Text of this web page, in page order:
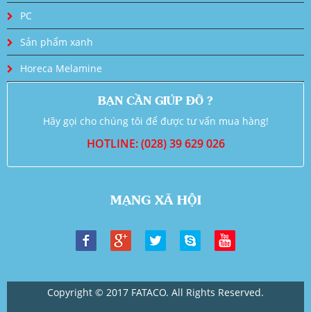
PC
Sản phẩm xanh
Horeca Melamine
BẠN CẦN GIÚP ĐỠ ?
Hãy gọi cho chúng tôi để được tư vấn mua hàng!
HOTLINE: (028) 39 629 026
MẠNG XÃ HỘI
Copyright © 2017 FATACO. All Rights Reserved.